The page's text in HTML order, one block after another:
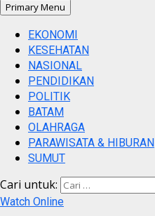
Primary Menu
EKONOMI
KESEHATAN
NASIONAL
PENDIDIKAN
POLITIK
BATAM
OLAHRAGA
PARAWISATA & HIBURAN
SUMUT
Cari untuk:
Watch Online